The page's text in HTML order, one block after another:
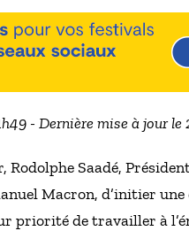
- Dernière mise à jour le
Rodolphe Saadé,
Macron, d’initier
de travailler à